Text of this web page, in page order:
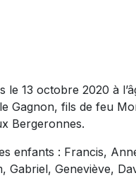
le 13 octobre 2020 à
Gagnon, fils de feu
aux
enfants : Francis,
Gabriel, Geneviève,